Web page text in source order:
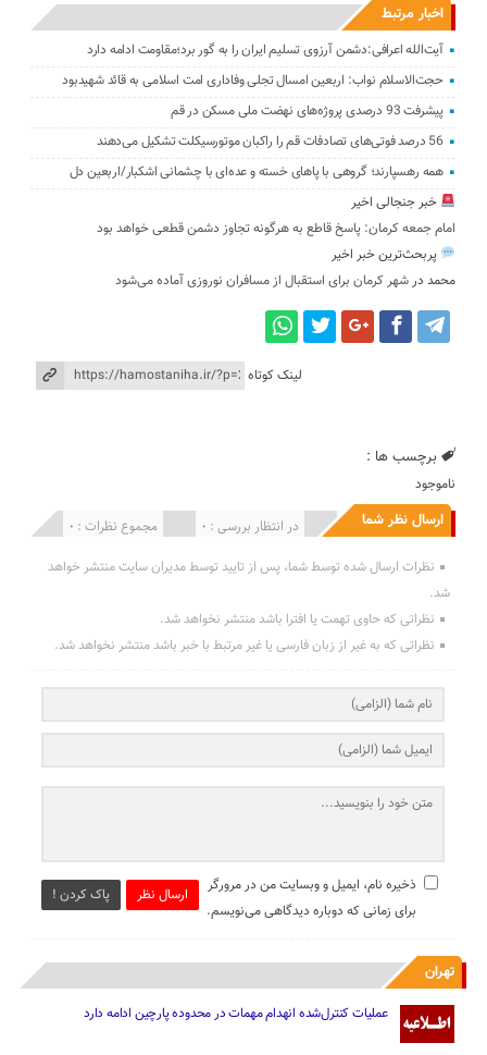
اخبار مرتبط
آیت‌الله اعرافی:دشمن آرزوی تسلیم ایران را به گور برد؛مقاومت ادامه دارد
حجت‌الاسلام نواب: اربعین امسال تجلی وفاداری امت اسلامی به قائد شهیدبود
پیشرفت 93 درصدی پروژه‌های نهضت ملی مسکن در قم
56 درصد فوتی‌های تصادفات قم را راکبان موتورسیکلت تشکیل می‌دهند
همه رهسپارند؛ گروهی با پاهای خسته و عده‌ای با چشمانی اشکبار/اربعین دل
خبر جنجالی اخیر
امام جمعه کرمان: پاسخ قاطع به هرگونه تجاوز دشمن قطعی خواهد بود
پربحث‌ترین خبر اخیر
محمد درشهر کرمان برای استقبال از مسافران نوروزی آماده می‌شود
لینک کوتاه
برچسب ها :
ناموجود
ارسال نظر شما مجموع نظرات : 0 در انتظار بررسی : 0 انتشار یافته : 0
نظرات ارسال شده توسط شما، پس از تایید توسط مدیران سایت منتشر خواهد
شد.
نظراتی که حاوی تهمت یا افترا باشد منتشر نخواهد شد.
نظراتی که به غیر از زبان فارسی یا غیر مرتبط با خبر باشد منتشر نخواهد شد.
ارسال نظر پاک کردن !
ذخیره نام، ایمیل و وبسایت من در مرورگر
برای زمانی که دوباره دیدگاهی می‌نویسم.
تهران
عملیات کنترل‌شده انهدام مهمات در محدوده پارچین ادامه دارد